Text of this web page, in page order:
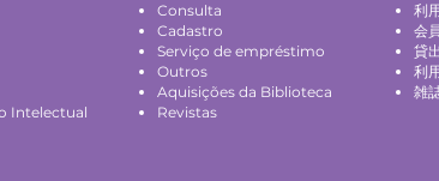
Intelectual
Consulta
Cadastro
Serviço de empréstimo
Outros
Aquisições da Biblioteca
Revistas
利
会
貸
利
雑